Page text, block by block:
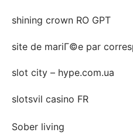
shining crown RO GPT
site de mariГ©e par
slot city – hype.com.ua
slotsvil casino FR
Sober living